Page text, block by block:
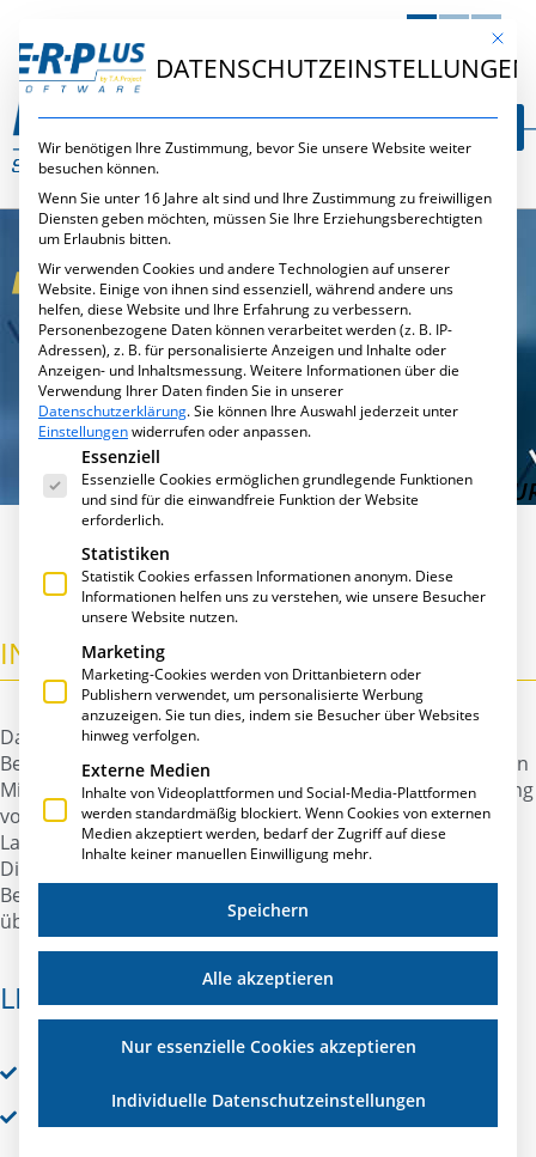
NL
E·R·PLUS
INVENTUR
PERMANENTE
INVENTUR
Das Lager- und Inventurmodul bietet die Möglichkeit der
Bestandskontrolle und Planung. Durch die Verwaltung von
Mindest- und Maximalbeständen und der Berücksichtigung
von optimierten Losgrößen minimieren Sie so Ihre
Lagerhaltungskosten.
Die Inventur bietet Ihnen durch die automatische
Bestandsbewertung zu jedem Zeitpunkt einen Überblick
über Ihren Materialbestand.
LEISTUNGSMERKMALE:
Zähllisten nach sinnvollen Kriterien erstellen und
verwalten
Mit
DATENSCHUTZEINSTELLUNGEN
Wir benötigen Ihre Zustimmung, bevor Sie unsere Website weiter
besuchen können.
Wenn Sie unter 16 Jahre alt sind und Ihre Zustimmung zu freiwilligen
Diensten geben möchten, müssen Sie Ihre Erziehungsberechtigten
um Erlaubnis bitten.
Wir verwenden Cookies und andere Technologien auf unserer
Website. Einige von ihnen sind essenziell, während andere uns
helfen, diese Website und Ihre Erfahrung zu verbessern.
Personenbezogene Daten können verarbeitet werden (z. B. IP-
Adressen), z. B. für personalisierte Anzeigen und Inhalte oder
Anzeigen- und Inhaltsmessung.Weitere Informationen über die
Verwendung Ihrer Daten finden Sie in unserer
Datenschutzerklärung.Sie können Ihre Auswahl jederzeit unter
Einstellungenwiderrufen oder anpassen.
Es folgt eine Liste der Service-Gruppen, für die eine
Essenziell
Essenzielle Cookies ermöglichen grundlegende Funktionen
und sind für die einwandfreie Funktion der Website
erforderlich.
Statistiken
Statistik Cookies erfassen Informationen anonym. Diese
Informationen helfen uns zu verstehen, wie unsere Besucher
unsere Website nutzen.
Marketing
Marketing-Cookies werden von Drittanbietern oder
Publishern verwendet, um personalisierte Werbung
anzuzeigen. Sie tun dies, indem sie Besucher über Websites
hinweg verfolgen.
Externe Medien
Inhalte von Videoplattformen und Social-Media-Plattformen
werden standardmäßig blockiert. Wenn Cookies von externen
Medien akzeptiert werden, bedarf der Zugriff auf diese
Inhalte keiner manuellen Einwilligung mehr.
Speichern
Alle akzeptieren
Nur essenzielle Cookies akzeptieren
Individuelle Datenschutzeinstellungen